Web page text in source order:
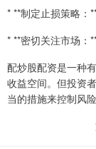
* **制定止损策略：
* **密切关注市场：
配炒股配资是一种
收益空间。但投资
当的措施来控制风险